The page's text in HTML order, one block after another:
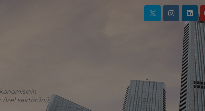
özel sektörünü